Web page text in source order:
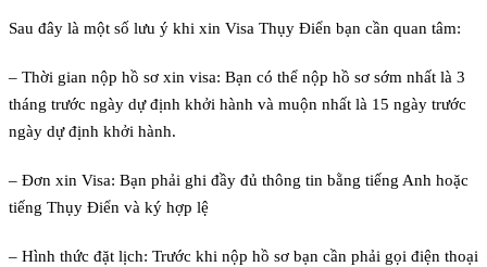
Sau đây là một số lưu ý khi xin Visa Thụy Điển bạn cần quan tâm:
– Thời gian nộp hồ sơ xin visa: Bạn có thể nộp hồ sơ sớm nhất là 3
tháng trước ngày dự định khởi hành và muộn nhất là 15 ngày trước
ngày dự định khởi hành.
– Đơn xin Visa: Bạn phải ghi đầy đủ thông tin bằng tiếng Anh hoặc
tiếng Thụy Điển và ký hợp lệ
– Hình thức đặt lịch: Trước khi nộp hồ sơ bạn cần phải gọi điện thoại